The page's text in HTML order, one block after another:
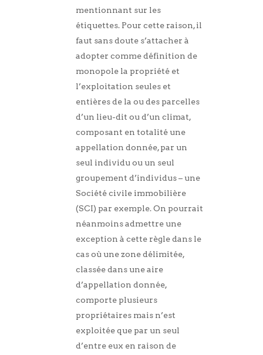
mentionnant sur les
étiquettes. Pour cette raison, il
faut sans doute s’attacher à
adopter comme définition de
monopole la propriété et
l’exploitation seules et
entières de la ou des parcelles
d’un lieu-dit ou d’un climat,
composant en totalité une
appellation donnée, par un
seul individu ou un seul
groupement d’individus – une
Société civile immobilière
(SCI) par exemple. On pourrait
néanmoins admettre une
exception à cette règle dans le
cas où une zone délimitée,
classée dans une aire
d’appellation donnée,
comporte plusieurs
propriétaires mais n’est
exploitée que par un seul
d’entre eux en raison de